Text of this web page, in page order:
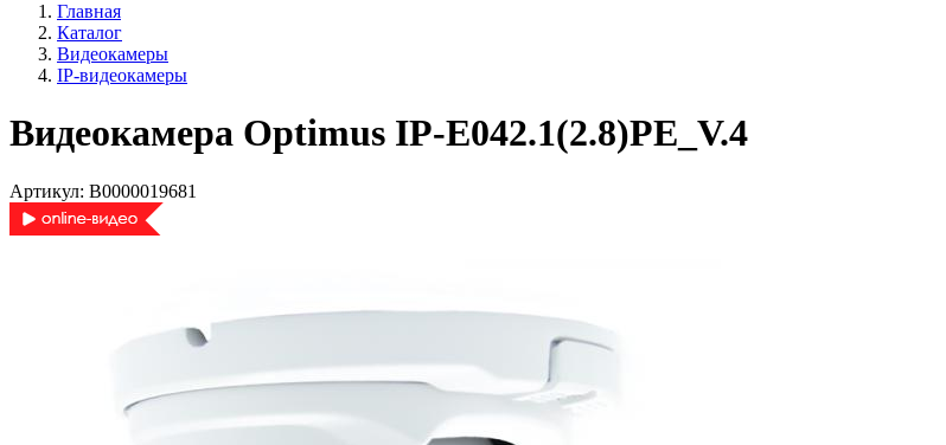
Главная
Каталог
Видеокамеры
IP-видеокамеры
Видеокамера Optimus IP-E042.1(2.8)PE_V.4
Артикул: В0000019681